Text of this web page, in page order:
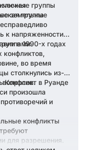
группы
земельные
группа
к напряженности и
в 1990-х годах
конфликтов,
во время
столкнулись из-
вопросов.в Руанде
произошла
и
конфликты
для разрешения.